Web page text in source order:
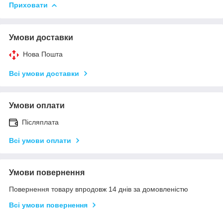
Приховати
Умови доставки
Нова Пошта
Всі умови доставки
Умови оплати
Післяплата
Всі умови оплати
Умови повернення
Повернення товару впродовж 14 днів за домовленістю
Всі умови повернення